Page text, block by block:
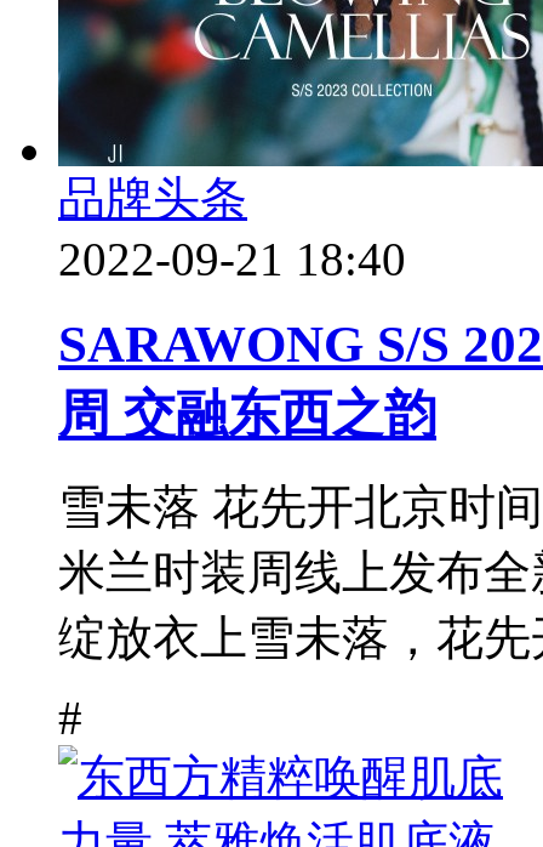
品牌头条
2022-09-21 18:40
SARAWONG S/S
周 交融东西之韵
雪未落 花先开北京时
米兰时装周线上发布
绽放衣上雪未落，花先
#